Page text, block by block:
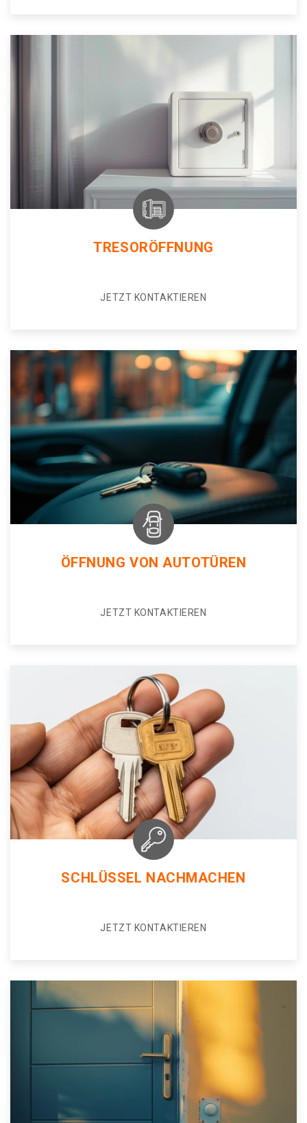
TRESORÖFFNUNG
JETZT KONTAKTIEREN
ÖFFNUNG VON AUTOTÜREN
JETZT KONTAKTIEREN
SCHLÜSSEL NACHMACHEN
JETZT KONTAKTIEREN